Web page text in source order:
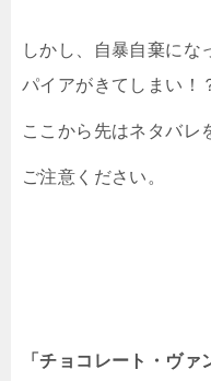
しかし、自暴自棄にな
パイアがきてしまい！
ここから先はネタバレ
ご注意ください。
「チョコレート・ヴ